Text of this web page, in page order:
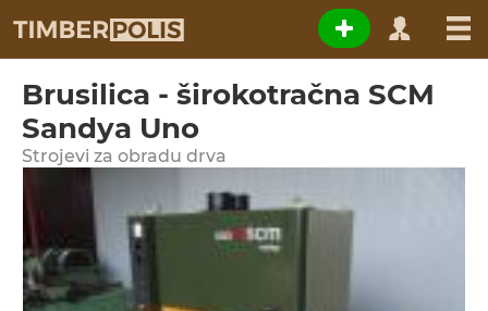
Brusilica - širokotračna SCM
Sandya Uno
Strojevi za obradu drva